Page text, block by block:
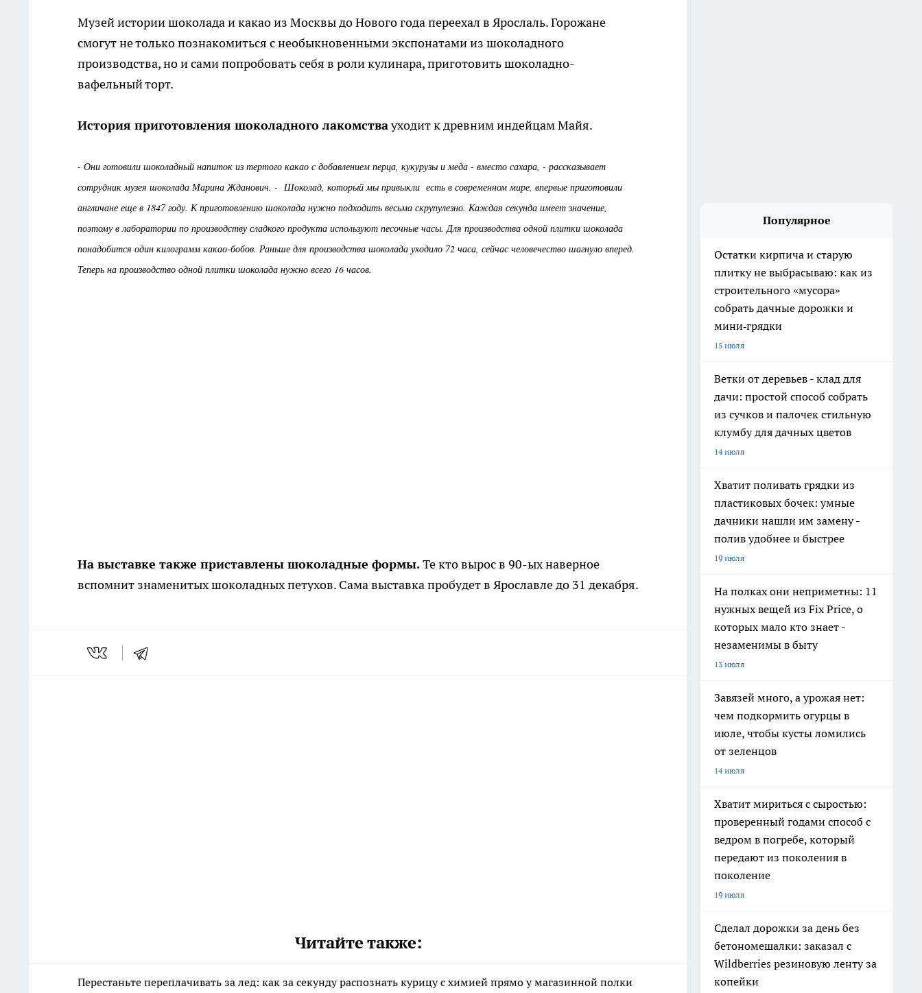
Музей истории шоколада и какао из Москвы до Нового года переехал в Ярослаль. Горожане
смогут не только познакомиться с необыкновенными экспонатами из шоколадного
производства, но и сами попробовать себя в роли кулинара, приготовить шоколадно-
вафельный торт.
История приготовления шоколадного лакомствауходит к древним индейцам Майя.
- Они готовили шоколадный напиток из тертого какао с добавлением перца, кукурузы и меда - вместо сахара, - рассказывает
сотрудник музея шоколада Марина Жданович. - Шоколад, который мы привыкли есть в современном мире, впервые приготовили
англичане еще в 1847 году. К приготовлению шоколада нужно подходить весьма скрупулезно. Каждая секунда имеет значение,
поэтому в лаборатории по производству сладкого продукта используют песочные часы. Для производства одной плитки шоколада
понадобится один килограмм какао-бобов. Раньше для производства шоколада уходило 72 часа, сейчас человечество шагнуло вперед.
Теперь на производство одной плитки шоколада нужно всего 16 часов.
На выставке также приставлены шоколадные формы.Те кто вырос в 90-ых наверное
вспомнит знаменитых шоколадных петухов. Сама выставка пробудет в Ярославле до 31 декабря.
Читайте также:
Перестаньте переплачивать за лед: как за секунду распознать курицу с химией прямо у магазинной полки
Популярное
Остатки кирпича и старую
плитку не выбрасываю: как из
строительного «мусора»
собрать дачные дорожки и
мини‑грядки
15 июля
Ветки от деревьев - клад для
дачи: простой способ собрать
из сучков и палочек стильную
клумбу для дачных цветов
14 июля
Хватит поливать грядки из
пластиковых бочек: умные
дачники нашли им замену -
полив удобнее и быстрее
19 июля
На полках они неприметны: 11
нужных вещей из Fix Price, о
которых мало кто знает -
незаменимы в быту
13 июля
Завязей много, а урожая нет:
чем подкормить огурцы в
июле, чтобы кусты ломились
от зеленцов
14 июля
Хватит мириться с сыростью:
проверенный годами способ с
ведром в погребе, который
передают из поколения в
поколение
19 июля
Сделал дорожки за день без
бетономешалки: заказал с
Wildberries резиновую ленту за
копейки